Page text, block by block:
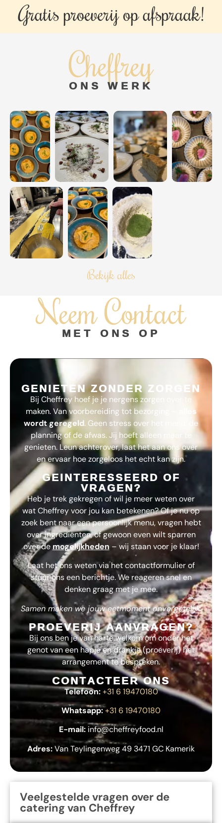
Gratis proeverij opafspraak!
Cheffrey
ONS WERK
Bekijk alles
Neem Contact
MET ONS OP
GENIETEN ZONDER ZORGEN
Bij Cheffrey hoef je je nergens zorgen over te
maken. Van voorbereiding tot bezorging –
alles
wordt geregeld. Geen stress over het menu, de
planning of de afwas. Jij hoeft alleen maar te
genieten. Leun achterover, laat het aan ons over
en ervaar hoe zorgeloos het echt kan zijn.
GEINTERESSEERD OF
VRAGEN?
Heb je trek gekregen of wil je meer weten over
watCheffreyvoor jou kan betekenen? Of je nu op
zoek bent naar een persoonlijk menu, vragen hebt
over ingrediënten, of gewoon even wilt sparren
over demogelijkheden – wij staan voor je klaar!
Laat het ons weten via het contactformulier of
stuur ons een berichtje. We reageren snel en
denken graag met je mee.
Samen maken we jouw eetmoment onvergetelijk.
PROEVERIJ AANVRAGEN?
Bij ons ben je van harte welkom om onder het
genot van een hapje en drankje (proeverij) het
arrangement te bespreken.
CONTACTEER ONS
Telefoon: +31 6 19470180
Whatsapp:+31 6 19470180
E-mail: info@cheffreyfood.nl
Adres:Van Teylingenweg 49 3471 GC Kamerik
Veelgestelde vragen over de
catering van Cheffrey